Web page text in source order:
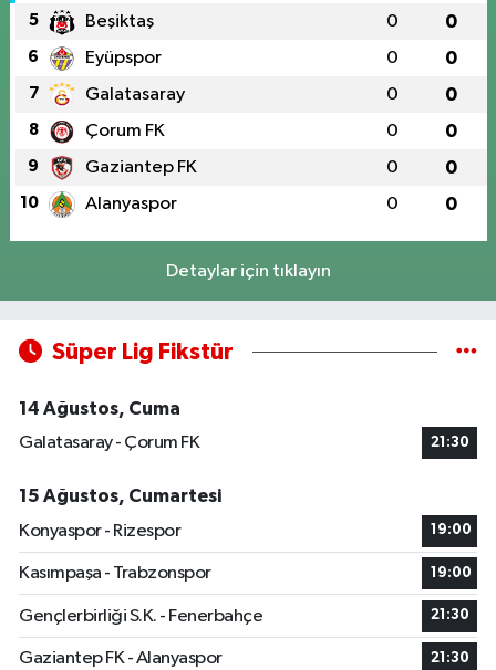
5 Beşiktaş 0 0
6 Eyüpspor 0 0
7 Galatasaray 0 0
8 Çorum FK 0 0
9 Gaziantep FK 0 0
10 Alanyaspor 0 0
Detaylar için tıklayın
Süper Lig Fikstür
14 Ağustos, Cuma
Galatasaray - Çorum FK
21:30
15 Ağustos, Cumartesi
Konyaspor - Rizespor
19:00
Kasımpaşa - Trabzonspor 19:00
Gençlerbirliği S.K. - Fenerbahçe 21:30
Gaziantep FK - Alanyaspor 21:30